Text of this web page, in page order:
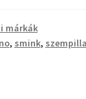
márkák
, smink,